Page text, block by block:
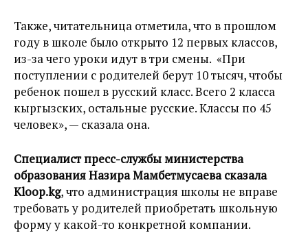
Также, читательница отметила, что в прошлом
году в школе было открыто 12 первых классов,
из-за чего уроки идут в три смены. «При
поступлении с родителей берут 10 тысяч, чтобы
ребенок пошел в русский класс. Всего 2 класса
кыргызских, остальные русские. Классы по 45
человек», — сказала она.
Специалист пресс-службы министерства
образования Назира Мамбетмусаева сказала
Kloop.kg, что администрация школы не вправе
требовать у родителей приобретать школьную
форму у какой-то конкретной компании.